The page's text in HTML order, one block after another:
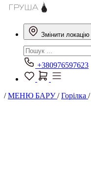
Змінити локацію
+380976597623
/МЕНЮ БАРУ/Горілка /